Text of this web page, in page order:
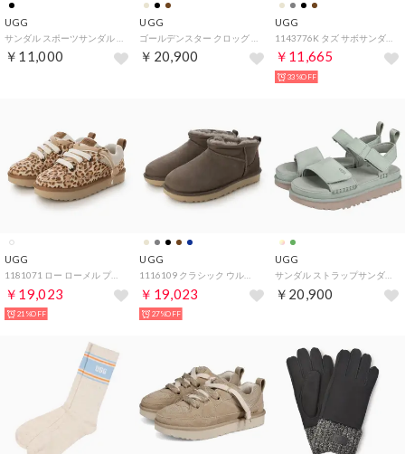
UGG
￥11,000
UGG
￥20,900
UGG
1143776K タズ サボサンダル （ドライオレガノ）
￥11,665
33%OFF
UGG
￥19,023
21%OFF
UGG
￥19,023
27%OFF
UGG
サンダル ストラップサンダル ゴールデンスター レディース ブラック ベージュ ブラウン ブルー ピンク グリーン 黒 1136783 （ARTICHOKE）
￥20,900